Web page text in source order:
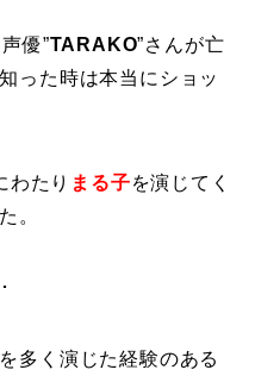
優”TARAKO”さんが亡
った時は本当にショッ
わたり まる子を演じてく
。
多く演じた経験のある